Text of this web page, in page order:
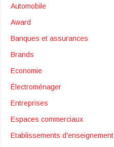
Automobile
Award
Banques et assurances
Brands
Economie
Électroménager
Entreprises
Espaces commerciaux
Etablissements d'enseignement